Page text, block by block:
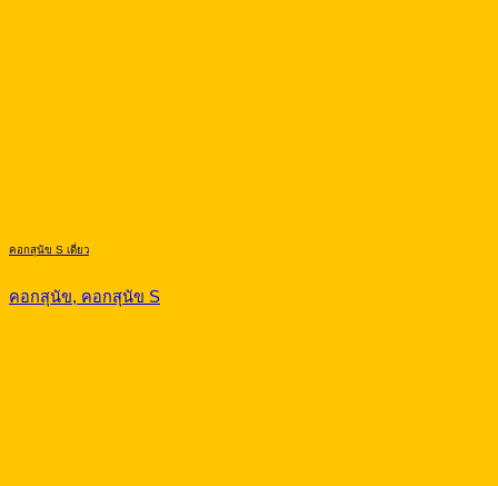
คอกสุนัข S เดี่ยว
คอกสุนัข, คอกสุนัข S